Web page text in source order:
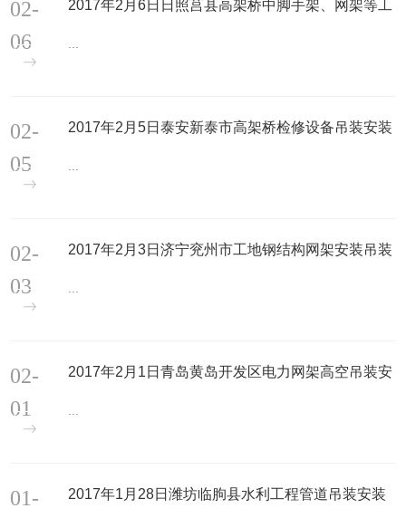
2017年2月6日日照莒县高架桥中脚手架、网架等工
...
02-
06
2017年2月5日泰安新泰市高架桥检修设备吊装安装
...
02-
05
2017年2月3日济宁兖州市工地钢结构网架安装吊装
...
02-
03
2017年2月1日青岛黄岛开发区电力网架高空吊装安
...
02-
01
2017年1月28日潍坊临朐县水利工程管道吊装安装
01-